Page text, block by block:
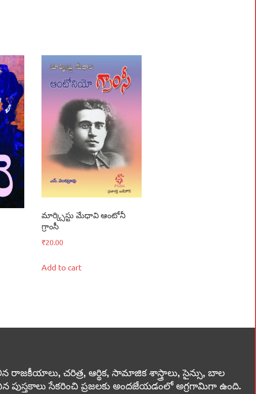
మార్క్సిస్టు మేధావి ఆంటోనీ
గ్రాంసీ
₹20.00
Add to cart
రాజకీయాలు, చరిత్ర, ఆర్థిక, సామాజిక శాస్త్రాలు, సైన్సు, బాల
పుస్తకాలు సేకరించి ప్రజలకు అందజేయడంలో అగ్రగామిగా ఉంది.